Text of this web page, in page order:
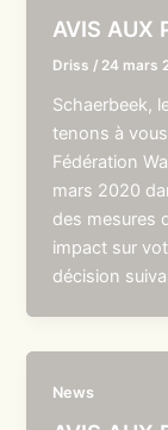
AVIS AUX
Driss / 24 mars
Schaerbeek,
tenons à
Fédération
mars 2020
des mesures
impact sur
décision
News